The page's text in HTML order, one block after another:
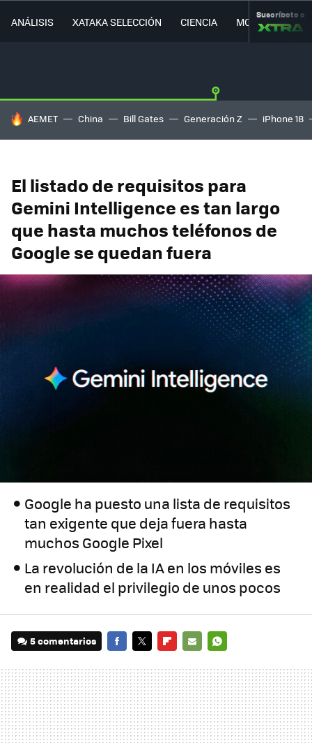
ANÁLISIS XATAKA SELECCIÓN CIENCIA MOVILIDAD
Suscríbete a
HOY SE HABLA DE
AEMET China Bill Gates Generación Z iPhone 18
El listado de requisitos para
Gemini Intelligence es tan largo
que hasta muchos teléfonos de
Google se quedan fuera
Google ha puesto una lista de requisitos
tan exigente que deja fuera hasta
muchos Google Pixel
La revolución de la IA en los móviles es
en realidad el privilegio de unos pocos
5 comentarios
MAIL